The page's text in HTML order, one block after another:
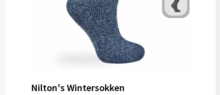
Nilton's Wintersokken